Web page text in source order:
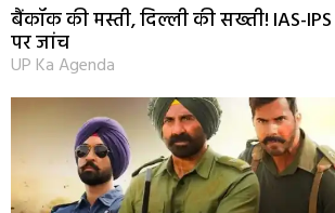
बैंकॉक की मस्ती, दिल्ली की सख्ती! IAS-
पर जांच
UP Ka Agenda